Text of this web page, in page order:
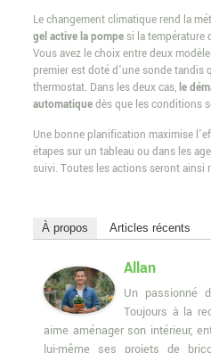
Le changement climatique rend la
gel active la pompesi la température
Vous avez le choix entre deux
premier est doté d’une sonde tandis
thermostat. Dans les deux cas,le
automatiquedès que les conditions
Une bonne planification maximise
étapes sur un tableau ou dans les
suivi. Toutes les actions seront ainsi
À propos Articles récents
Allan
Un passionné
Toujours à la
aime aménager son intérieur,
lui-même ses projets de